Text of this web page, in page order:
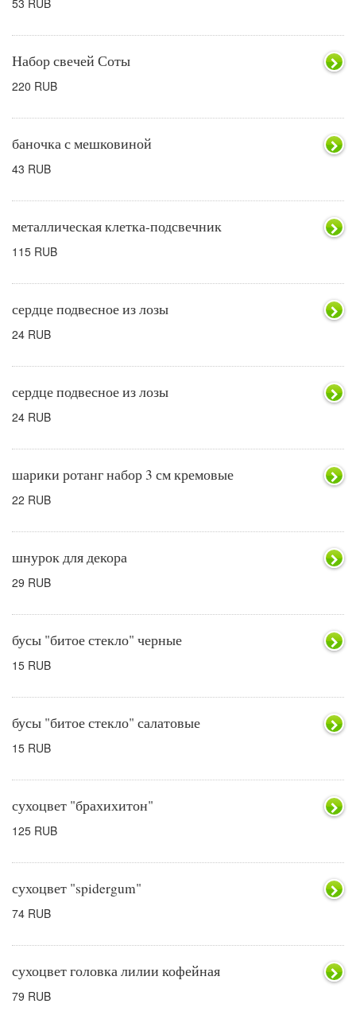
53 RUB
Набор свечей Соты
220 RUB
баночка с мешковиной
43 RUB
металлическая клетка-подсвечник
115 RUB
сердце подвесное из лозы
24 RUB
сердце подвесное из лозы
24 RUB
шарики ротанг набор 3 см кремовые
22 RUB
шнурок для декора
29 RUB
бусы "битое стекло" черные
15 RUB
бусы "битое стекло" салатовые
15 RUB
сухоцвет "брахихитон"
125 RUB
сухоцвет "spidergum"
74 RUB
сухоцвет головка лилии кофейная
79 RUB